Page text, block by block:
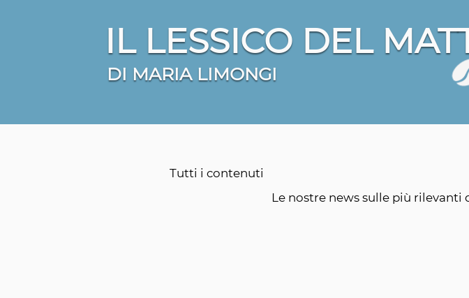
IL LESSICO DEL
DI MARIA LIMONGI
Tutti i contenuti
Le nostre news sulle più